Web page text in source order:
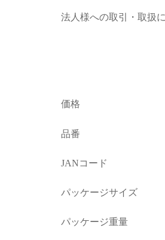
法人様への取引・取扱
価格
品番
JANコード
パッケージサイズ
パッケージ重量